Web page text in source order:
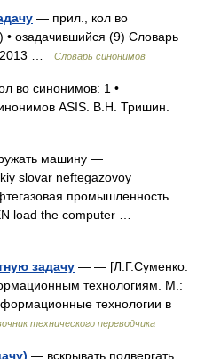
— прил., кол во
• озадачившийся (9) Словарь
2013 …
Словарь синонимов
во синонимов: 1 •
ASIS. В.Н. Тришин.
машину —
slovar neftegazovoy
промышленность
load the computer …
задачу — — [Л.Г.Суменко.
технологиям. М.:
технологии в
технического переводчика
— вскрывать подвергать